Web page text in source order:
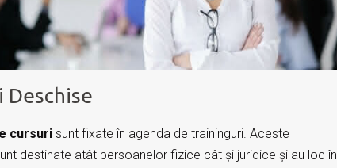
Deschise
cursuri sunt fixate în agenda de traininguri. Aceste
destinate atât persoanelor fizice cât și juridice și au loc în